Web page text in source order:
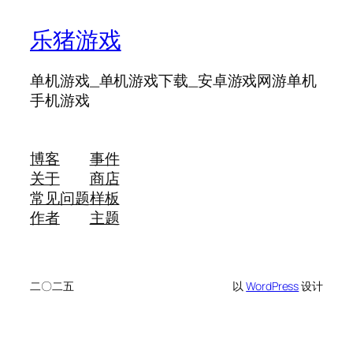
乐猪游戏
单机游戏_单机游戏下载_安卓游戏网游单机
手机游戏
博客
关于
常见问题
作者
事件
商店
样板
主题
二〇二五 以WordPress设计